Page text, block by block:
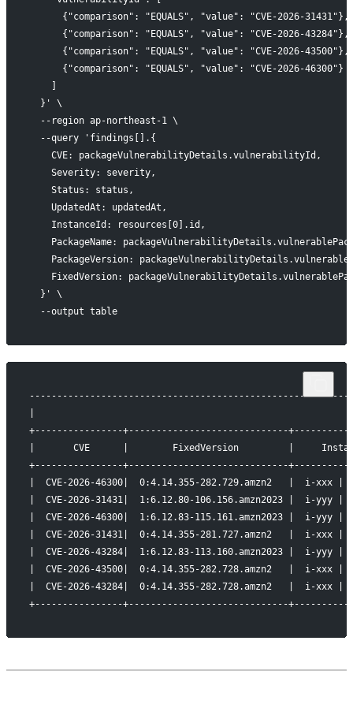
      {"comparison": "EQUALS", "value": "CVE-2026-31431"},
      {"comparison": "EQUALS", "value": "CVE-2026-43284"},
      {"comparison": "EQUALS", "value": "CVE-2026-43500"},
      {"comparison": "EQUALS", "value": "CVE-2026-46300"}
  }' \
  --region ap-northeast-1 \
  --query 'findings[].{
    CVE: packageVulnerabilityDetails.vulnerabilityId,
    Severity: severity,
    Status: status,
    UpdatedAt: updatedAt,
    InstanceId: resources[0].id,
PackageName:
PackageVersion:
FixedVersion:
  }' \
  --output table
+----------------+-----------------------------
|       CVE      |        FixedVersion         |
+----------------+-----------------------------
|  CVE-2026-46300|  0:4.14.355-282.729.amzn2   |  i-
|  CVE-2026-31431|  1:6.12.80-106.156.amzn2023 |  i-
|  CVE-2026-46300|  1:6.12.83-115.161.amzn2023 |  i-
|  CVE-2026-31431|  0:4.14.355-281.727.amzn2   |  i-
|  CVE-2026-43284|  1:6.12.83-113.160.amzn2023 |  i-
|  CVE-2026-43500|  0:4.14.355-282.728.amzn2   |  i-
|  CVE-2026-43284|  0:4.14.355-282.728.amzn2   |  i-
+----------------+-----------------------------